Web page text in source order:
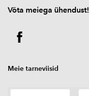
Võta meiega ühendust!
Meie tarneviisid